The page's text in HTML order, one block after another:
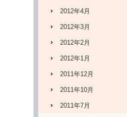
2012年4月
2012年3月
2012年2月
2012年1月
2011年12月
2011年10月
2011年7月